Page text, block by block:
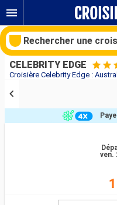
CELEBRITY EDGE
ven.
Rechercher une